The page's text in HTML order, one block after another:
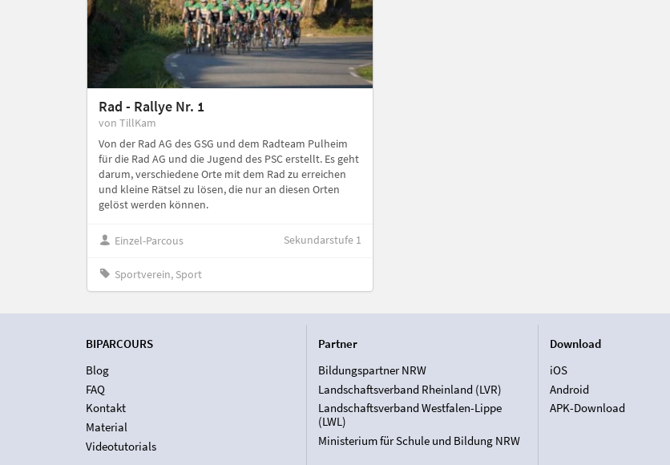
Rad - Rallye Nr. 1
von TillKam
Von der Rad AG des GSG und dem Radteam Pulheim
für die Rad AG und die Jugend des PSC erstellt. Es geht
darum, verschiedene Orte mit dem Rad zu erreichen
und kleine Rätsel zu lösen, die nur an diesen Orten
gelöst werden können.
Einzel-Parcous Sekundarstufe 1
Sportverein, Sport
BIPARCOURS
Blog
FAQ
Kontakt
Material
Videotutorials
Partner
Bildungspartner NRW
Landschaftsverband Rheinland (LVR)
Landschaftsverband Westfalen-Lippe
(LWL)
Ministerium für Schule und Bildung NRW
Download
iOS
Android
APK-Download